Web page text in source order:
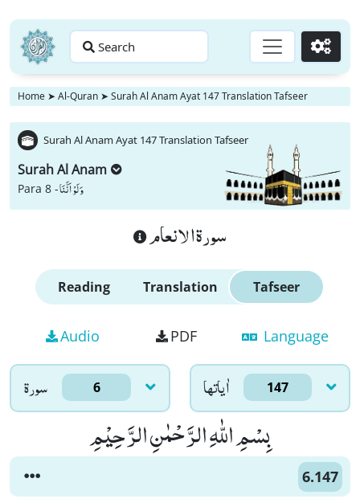
Search Go
Home ➤ Al-Quran ➤ Surah Al Anam Ayat 147 Translation Tafseer
Surah Al Anam Ayat 147 Translation Tafseer
Surah Al Anam
Para 8 -وَ لَوْ اَنَّنَا
سورة الانعام
Reading Translation Tafseer
Audio PDF Language
سورۃ 6 اٰياتها 147
بِسْمِ اللّٰهِ الرَّحْمٰنِ الرَّحِیْمِ
6.147